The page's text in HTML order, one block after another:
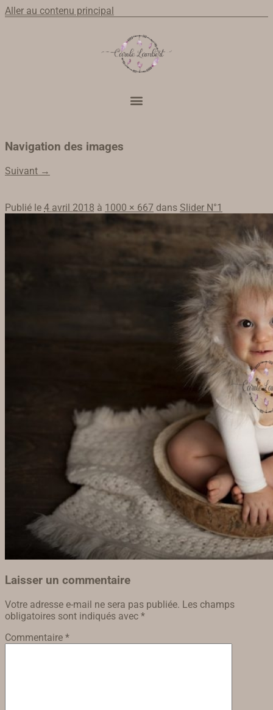
Aller au contenu principal
Navigation des images
Suivant →
Publié le 4 avril 2018 à 1000 × 667 dans Slider N°1
Laisser un commentaire
Votre adresse e-mail ne sera pas publiée. Les champs
obligatoires sont indiqués avec *
Commentaire *